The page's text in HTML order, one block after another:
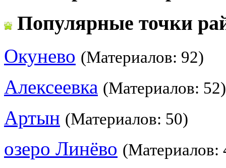
Популярные точки
Окунево (Материалов: 92)
Алексеевка (Материалов: 52)
Артын (Материалов: 50)
озеро Линёво (Материалов: